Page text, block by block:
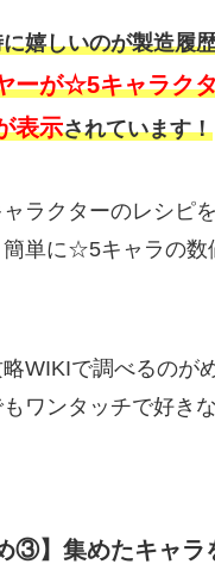
嬉しいのが製造履
ーが☆5キャラク
表示されています！
ラクターのレシピ
簡単に☆5キャラの数
WIKIで調べるのが
もワンタッチで好き
③】集めたキャ